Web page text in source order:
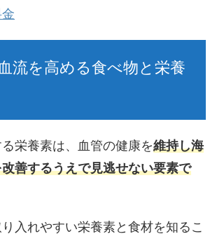
流を高める食べ物と栄養
栄養素は、血管の健康を維持し海
善するうえで見逃せない要素で
入れやすい栄養素と食材を知るこ